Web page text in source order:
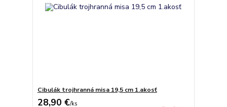
Cibulák trojhranná misa 19,5 cm 1.akosť
28,90 €/ks